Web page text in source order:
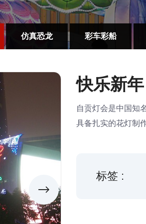
仿真恐龙 彩车彩船
快乐新年
自贡灯会是中国知
具备扎实的花灯制
标签 :